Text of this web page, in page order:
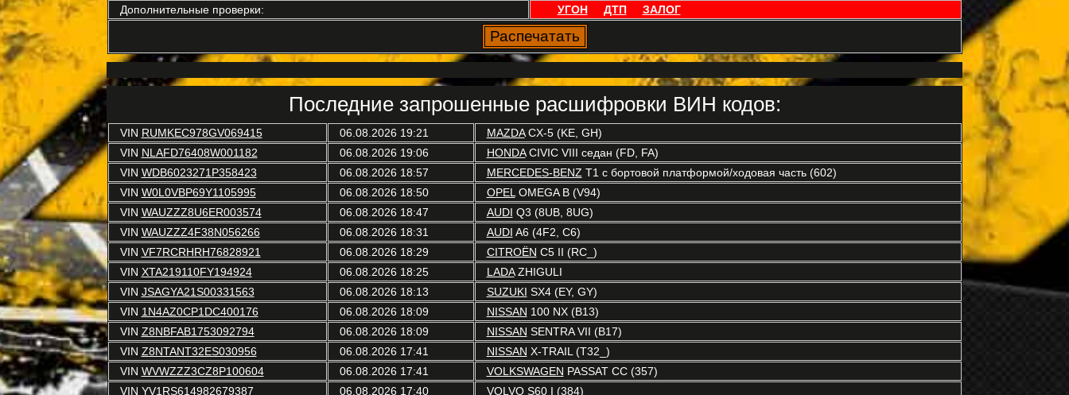
Дополнительные проверки:
УГОН ДТП ЗАЛОГ
Последние запрошенные расшифровки ВИН кодов:
VIN RUMKEC978GV069415 06.08.2026 19:21 MAZDACX-5 (KE, GH)
VIN NLAFD76408W001182 06.08.2026 19:06 HONDACIVIC VIII седан (FD, FA)
VIN WDB6023271P358423 06.08.2026 18:57 MERCEDES-BENZT1 c бортовой платформой/ходовая часть (602)
VIN W0L0VBP69Y1105995 06.08.2026 18:50 OPELOMEGA B (V94)
VIN WAUZZZ8U6ER003574 06.08.2026 18:47 AUDI Q3 (8UB, 8UG)
VIN WAUZZZ4F38N056266 06.08.2026 18:31 AUDI A6 (4F2, C6)
VIN VF7RCRHRH76828921 06.08.2026 18:29 CITROËN C5 II (RC_)
VIN XTA219110FY194924 06.08.2026 18:25 LADAZHIGULI
VIN JSAGYA21S00331563 06.08.2026 18:13 SUZUKI SX4 (EY, GY)
VIN 1N4AZ0CP1DC400176 06.08.2026 18:09 NISSAN 100 NX (B13)
VIN Z8NBFAB1753092794 06.08.2026 18:09 NISSAN SENTRA VII (B17)
VIN Z8NTANT32ES030956 06.08.2026 17:41 NISSAN X-TRAIL (T32_)
VIN WVWZZZ3CZ8P100604 06.08.2026 17:41 VOLKSWAGEN PASSAT CC (357)
VIN YV1RS614982679387 06.08.2026 17:40 VOLVOS60 I (384)